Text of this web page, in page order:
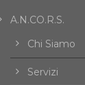
A.N.CO.R.S.
Chi Siamo
Servizi